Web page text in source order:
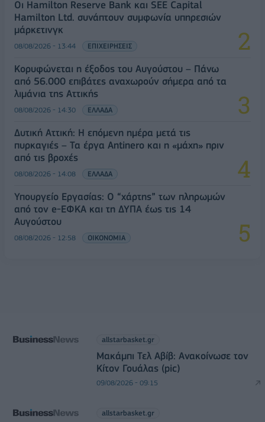
Οι Hamilton Reserve Bank και SEE Capital
Hamilton Ltd. συνάπτουν συμφωνία υπηρεσιών
μάρκετινγκ
08/08/2026 - 13:44 ΕΠΙΧΕΙΡΗΣΕΙΣ
Κορυφώνεται η έξοδος του Αυγούστου – Πάνω
από 56.000 επιβάτες αναχωρούν σήμερα από τα
λιμάνια της Αττικής
08/08/2026 - 14:30 ΕΛΛΑΔΑ
Δυτική Αττική: Η επόμενη ημέρα μετά τις
πυρκαγιές – Τα έργα Antinero και η «μάχη» πριν
από τις βροχές
08/08/2026 - 14:08 ΕΛΛΑΔΑ
Υπουργείο Εργασίας: Ο “χάρτης” των πληρωμών
από τον e-ΕΦΚΑ και τη ΔΥΠΑ έως τις 14
Αυγούστου
08/08/2026 - 12:58 ΟΙΚΟΝΟΜΙΑ
allstarbasket.gr
Μακάμπι Τελ Αβίβ: Ανακοίνωσε τον
Κίτον Γουάλας (pic)
09/08/2026 - 09:15
allstarbasket.gr